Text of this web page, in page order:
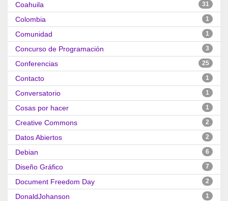
Coahuila 31
Colombia 1
Comunidad 1
Concurso de Programación 3
Conferencias 25
Contacto 1
Conversatorio 1
Cosas por hacer 1
Creative Commons 2
Datos Abiertos 2
Debian 6
Diseño Gráfico 7
Document Freedom Day 2
DonaldJohanson 1